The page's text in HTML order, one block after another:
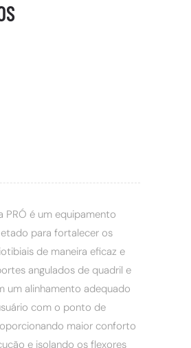
PRÓ é um equipamento
para fortalecer os
de maneira eficaz e
angulados de quadril e
um alinhamento adequado
com o ponto de
maior conforto
e isolando os flexores